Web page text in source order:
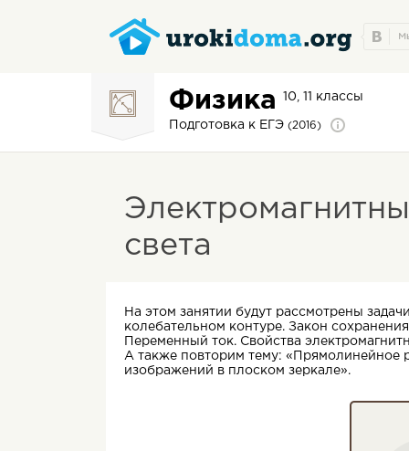
Физика 10, 11 классы
Подготовка к ЕГЭ (2016)
света
На этом занятии будут рассмотрены
колебательном контуре. Закон
Переменный ток. Свойства
А также повторим тему: «Прямолинейное
изображений в плоском зеркале».